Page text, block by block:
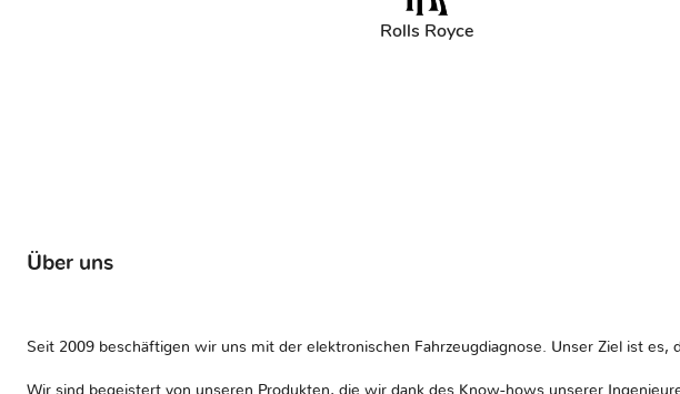
Rolls Royce
Über uns
Seit 2009 beschäftigen wir uns mit der elektronischen Fahrzeugdiagnose. Unser Ziel ist es,
Wir sind begeistert von unseren Produkten, die wir dank des Know-hows unserer